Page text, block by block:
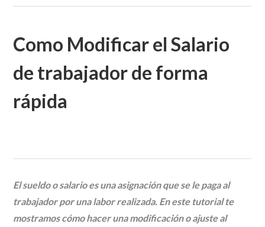
Como Modificar el Salario
de trabajador de forma
rápida
El sueldo o salario es una asignación que se le paga al
trabajador por una labor realizada. En este tutorial te
mostramos cómo hacer una modificación o ajuste al